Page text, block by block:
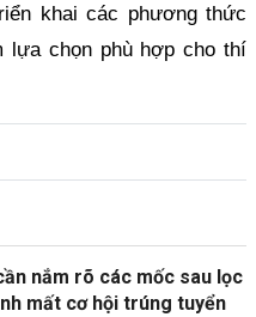
khai các phương thức
lựa chọn phù hợp cho thí
nắm rõ các mốc sau lọc
mất cơ hội trúng tuyển